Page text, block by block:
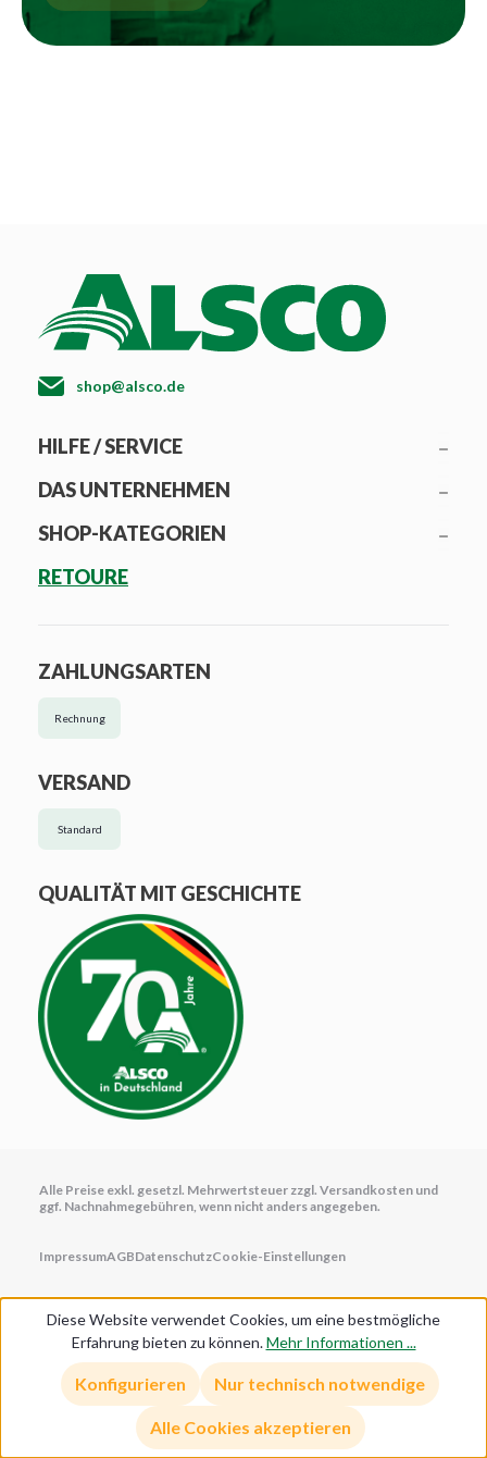
Anmelden/Registrieren
shop@alsco.de
HILFE / SERVICE
DAS UNTERNEHMEN
SHOP-KATEGORIEN
RETOURE
ZAHLUNGSARTEN
Rechnung
VERSAND
Standard
QUALITÄT MIT GESCHICHTE
ImpressumAGBDatenschutzCookie-Einstellungen
Alle Preise exkl. gesetzl. Mehrwertsteuer zzgl. Versandkosten und
ggf. Nachnahmegebühren, wenn nicht anders angegeben.
Diese Website verwendet Cookies, um eine bestmögliche
Erfahrung bieten zu können.Mehr Informationen ...
Nur technisch notwendige
Konfigurieren
Alle Cookies akzeptieren